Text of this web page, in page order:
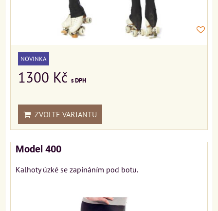
NOVINKA
1300 Kč s DPH
ZVOLTE VARIANTU
Model 400
Kalhoty úzké se zapínáním pod botu.